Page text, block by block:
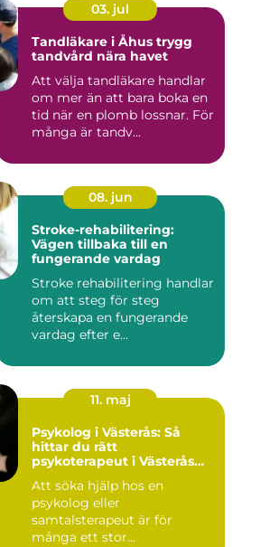
03. jul
Tandläkare i Åhus trygg
tandvård nära havet
Att välja tandläkare handlar
om mer än att bara boka en
tid när en plomb lossnar. För
många är tandv...
08. jun
Stroke-rehabilitering:
Vägen tillbaka till en
fungerande vardag
Stroke rehabilitering handlar
om att steg för steg
återskapa en fungerande
vardag efter e...
11. maj
Psykolog i Västerås: Så
hittar du rätt
psykoterapeut i Västerås
Att söka hjälp hos en
psykolog eller
samtalsterapeut är för
många ett stor...